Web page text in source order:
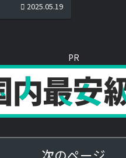
2025.05.19
PR